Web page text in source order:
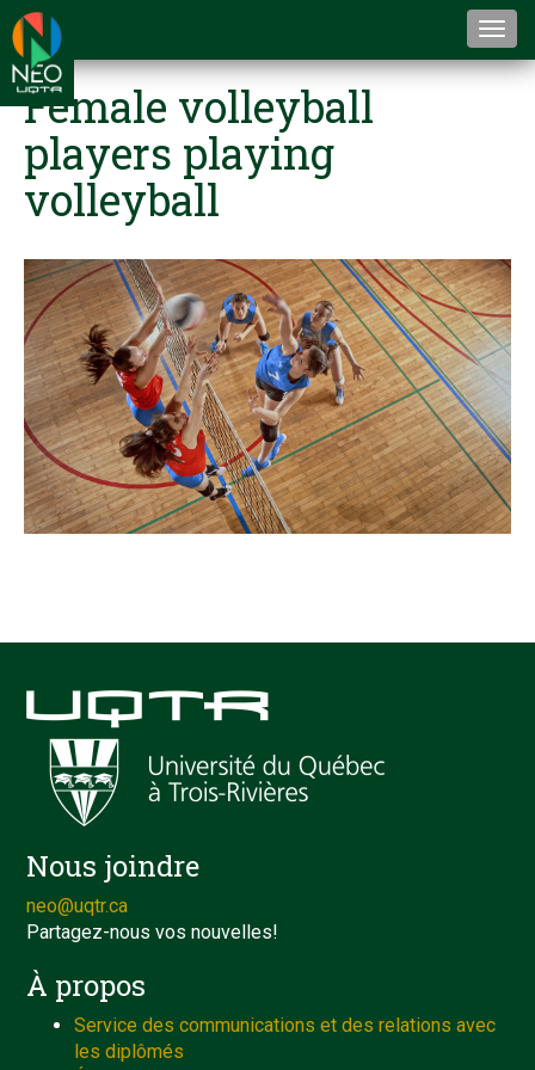
Female volleyball
players playing
volleyball
Nous joindre
neo@uqtr.ca
Partagez-nous vos nouvelles!
À propos
Service des communications et des relations avec
les diplômés